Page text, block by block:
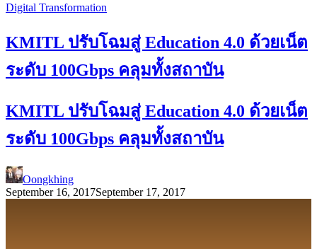
Digital Transformation
KMITL ปรับโฉมสู่ Education 4.0 ด้วยเน็ต
ระดับ 100Gbps คลุมทั้งสถาบัน
KMITL ปรับโฉมสู่ Education 4.0 ด้วยเน็ต
ระดับ 100Gbps คลุมทั้งสถาบัน
Oongkhing
September 16, 2017September 17, 2017